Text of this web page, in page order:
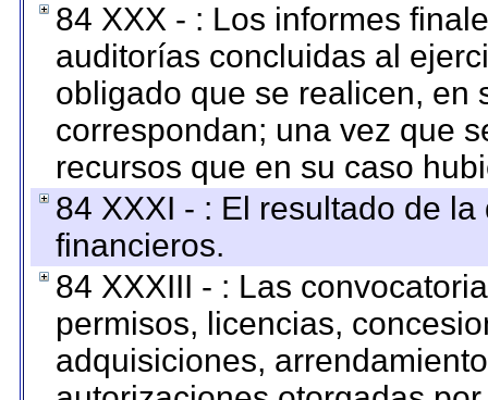
84 XXX - : Los informes
auditorías concluidas al
obligado que se realicen, en
correspondan; una vez que
recursos que en su caso
84 XXXI - : El resultado de
financieros.
84 XXXIII - : Las
permisos, licencias,
adquisiciones,